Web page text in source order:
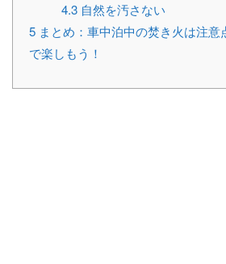
4.3 自然を汚さない
5 まとめ：車中泊中の焚き火は注意
で楽しもう！